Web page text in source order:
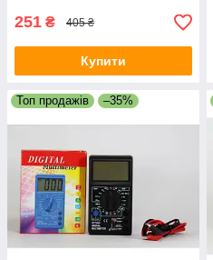
251 ₴ 405 ₴
Купити
Топ продажів –35%